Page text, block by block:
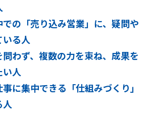
の「売り込み営業」に、疑問や
る人
わず、複数の力を束ね、成果を
い人
に集中できる「仕組みづくり」
人